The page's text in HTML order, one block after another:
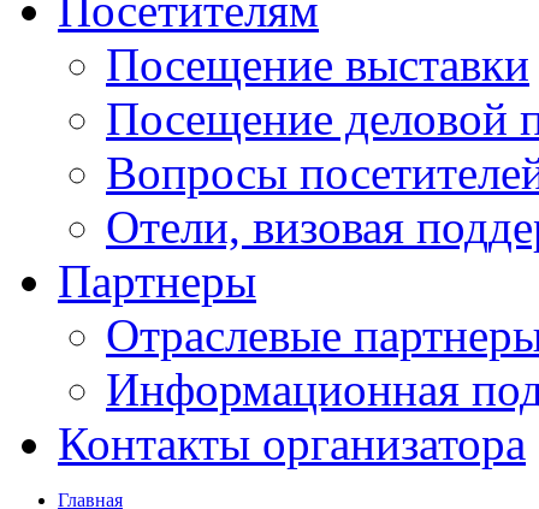
Посетителям
Посещение выставки
Посещение деловой
Вопросы
Отели, визовая
Партнеры
Отраслевые
Информационная
Контакты организатора
Главная